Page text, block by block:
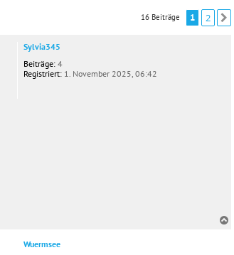
16 Beiträge 1 2
Sylvia345
Beiträge: 4
Registriert: 1. November 2025, 06:42
Wuermsee